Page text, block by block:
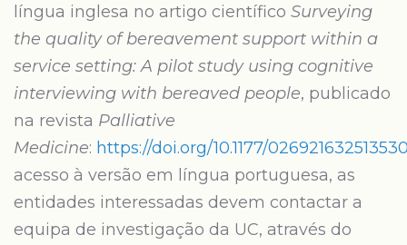
língua inglesa no artigo científico Surveying
the quality of bereavement support within a
service setting: A pilot study using cognitive
interviewing with bereaved people, publicado
na revista Palliative
Medicine: https://doi.org/10.1177/
acesso à versão em língua portuguesa, as
entidades interessadas devem contactar a
equipa de investigação da UC, através do